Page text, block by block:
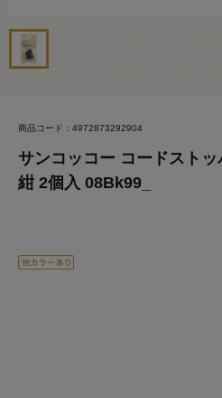
商品コード：4972873292904
サンコッコー コードストッ
紺 2個入 08Bk99_